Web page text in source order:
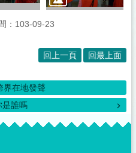
：103-09-23
回上一頁 回最上面
界在地發聲
是誰嗎